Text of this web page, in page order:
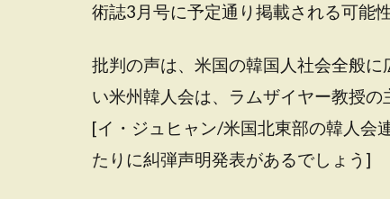
術誌3月号に予定通り掲載される可能
批判の声は、米国の韓国人社会全般
い米州韓人会は、ラムザイヤー教授の
[イ・ジュヒャン/米国北東部の韓人会
たりに糾弾声明発表があるでしょう]